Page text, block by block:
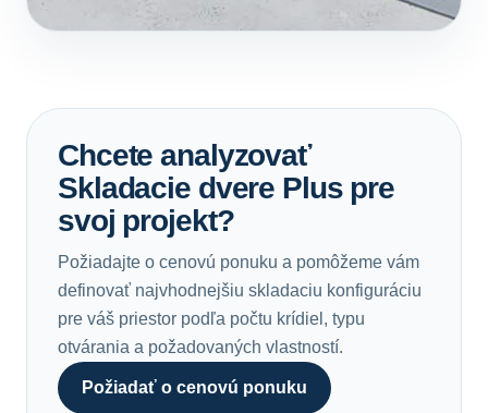
Chcete analyzovať
Skladacie dvere Plus pre
svoj projekt?
Požiadajte o cenovú ponuku a pomôžeme vám
definovať najvhodnejšiu skladaciu konfiguráciu
pre váš priestor podľa počtu krídiel, typu
otvárania a požadovaných vlastností.
Požiadať o cenovú ponuku